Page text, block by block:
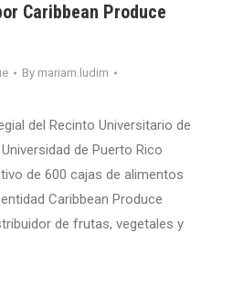
Caribbean Produce
By mariam.ludim
del Recinto Universitario de
de Puerto Rico
de 600 cajas de alimentos
Caribbean Produce
de frutas, vegetales y